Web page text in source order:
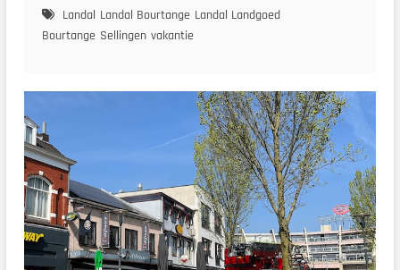
Bourtange
in
Landal Landal Bourtange Landal Landgoed
Bourtange Sellingen vakantie